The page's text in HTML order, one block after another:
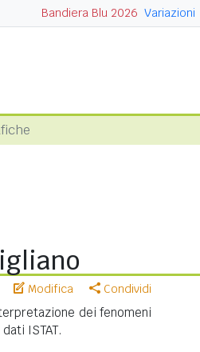
Bandiera Blu 2026 Variazioni
Modifica Condividi
dei fenomeni
ISTAT.